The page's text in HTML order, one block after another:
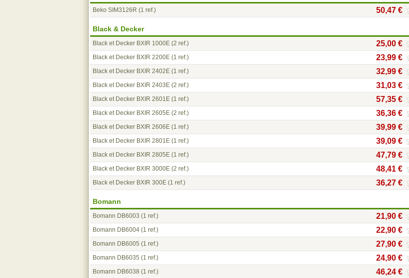
Beko SIM3126R (1 ref.) 50,47 €
Black & Decker
Black et Decker BXIR 1000E (2 ref.) 25,00 €
Black et Decker BXIR 2200E (1 ref.) 23,99 €
Black et Decker BXIR 2402E (1 ref.) 32,99 €
Black et Decker BXIR 2403E (2 ref.) 31,03 €
Black et Decker BXIR 2601E (1 ref.) 57,35 €
Black et Decker BXIR 2605E (2 ref.) 36,36 €
Black et Decker BXIR 2606E (1 ref.) 39,99 €
Black et Decker BXIR 2801E (1 ref.) 39,09 €
Black et Decker BXIR 2805E (1 ref.) 47,79 €
Black et Decker BXIR 3000E (2 ref.) 48,41 €
Black et Decker BXIR 300E (1 ref.) 36,27 €
Bomann
Bomann DB6003 (1 ref.) 21,90 €
Bomann DB6004 (1 ref.) 22,90 €
Bomann DB6005 (1 ref.) 27,90 €
Bomann DB6035 (1 ref.) 24,90 €
Bomann DB6038 (1 ref.) 46,24 €